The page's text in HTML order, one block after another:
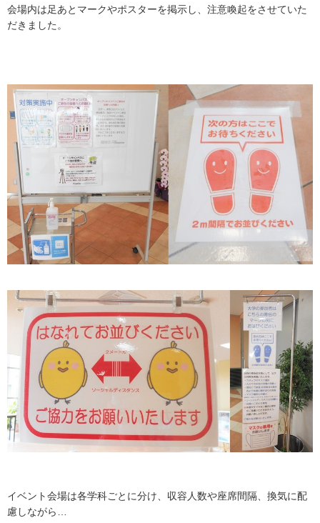
会場内は足あとマークやポスターを掲示し、注意喚起をさせていた
だきました。
イベント会場は各学科ごとに分け、収容人数や座席間隔、換気に配
慮しながら…